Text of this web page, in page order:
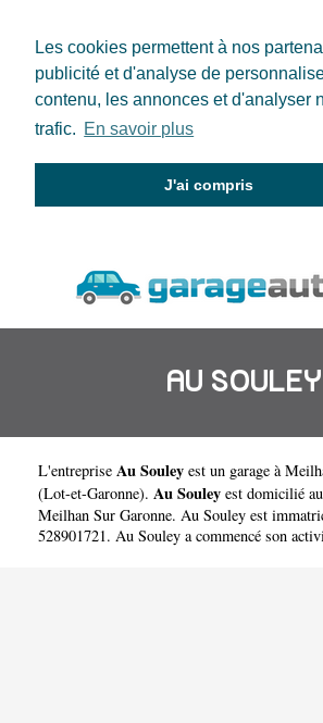
Les cookies permettent à nos
publicité et d'analyse de
contenu, les annonces et d'analyser
trafic. En savoir plus
J'ai compris
AU SOULEY
L'entreprise Au Souley est un garage à
(Lot-et-Garonne). Au Souley est domicilié
Meilhan Sur Garonne. Au Souley est
528901721. Au Souley a commencé son